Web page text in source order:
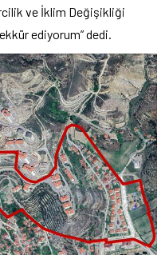
ve İklim Değişikliği
ür ediyorum” dedi.